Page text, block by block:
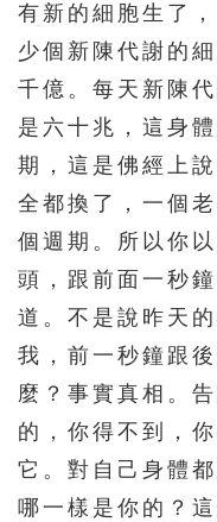
有新的細胞生了
少個新陳代謝的
千億。每天新陳
是六十兆，這身
期，這是佛經上
全都換了，一個
個週期。所以你
頭，跟前面一秒
道。不是說昨天
我，前一秒鐘跟
麼？事實真相。
的，你得不到，
它。對自己身體
哪一樣是你的？